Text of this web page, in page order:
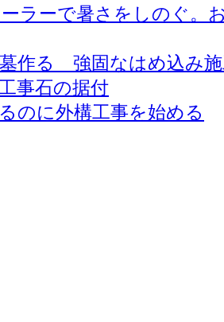
ラーで暑さをしのぐ。
作る 強固なはめ込み
事石の据付
のに外構工事を始める